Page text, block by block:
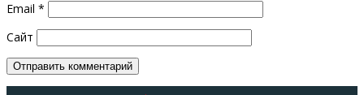
Email *
Сайт